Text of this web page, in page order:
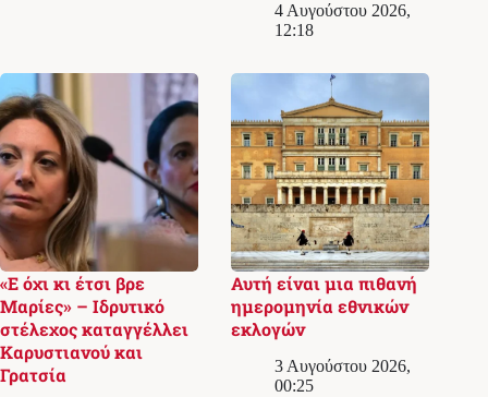
4 Αυγούστου 2026,
12:18
«Ε όχι κι έτσι βρε
Μαρίες» – Ιδρυτικό
στέλεχος καταγγέλλει
Καρυστιανού και
Γρατσία
Αυτή είναι μια πιθανή
ημερομηνία εθνικών
εκλογών
3 Αυγούστου 2026,
00:25